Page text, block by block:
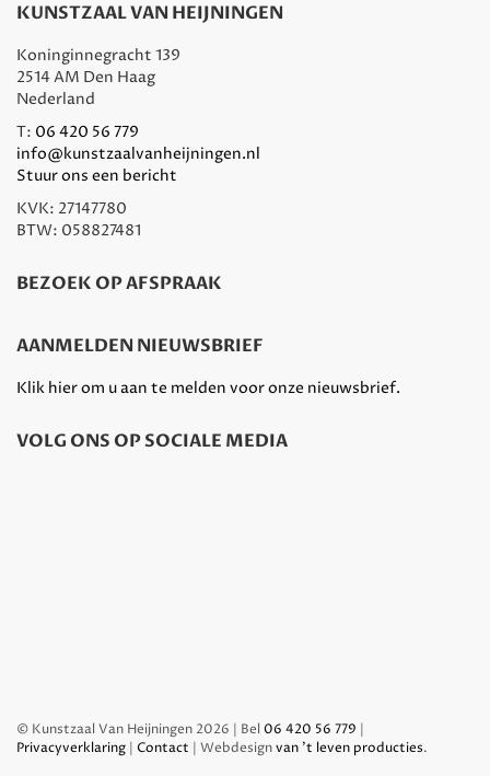
KUNSTZAAL VAN HEIJNINGEN
Koninginnegracht 139
2514 AM Den Haag
Nederland
T: 06 420 56 779
info@kunstzaalvanheijningen.nl
Stuur ons een bericht
KVK: 27147780
BTW: 058827481
BEZOEK OP AFSPRAAK
AANMELDEN NIEUWSBRIEF
Klik hier om u aan te melden voor onze nieuwsbrief.
VOLG ONS OP SOCIALE MEDIA
© Kunstzaal Van Heijningen 2026 | Bel 06 420 56 779 |
Privacyverklaring | Contact | Webdesignvan 't leven producties.